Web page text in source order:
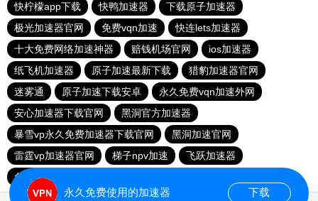
快柠檬app下载
快鸭加速器
下载原子加速器
极光加速器官网
免费vqn加速
快连lets加速器
十大免费网络加速神器
赔钱机场官网
ios加速器
纸飞机加速器
原子加速最新下载
猎豹加速器官网
迷雾通
原子加速下载安卓
永久免费vqn加速外网
安心加速器下载官网
黑洞官方加速器
暴雪vp永久免费加速器下载官网
黑洞加速官网
雷霆vp加速器官网
梯子npv加速
飞跃加速器
免费VP加速器
永久免费使用的加速器 下载